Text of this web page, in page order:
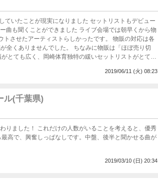
ました ライブ会場では朝早くから物
させたアーティストらしかったです。 物販の対応は各
全くありませんでした。 ちなみに物販は「ほぼ売り切
後の活動の目標をしっかりと伝
！！
2019/06/11 (火) 08:23
ル(千葉県)
りました！ これだけの人数がいることを考えると、優秀
2019/03/10 (日) 20:34